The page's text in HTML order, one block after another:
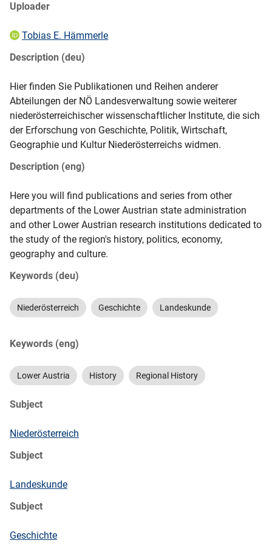
Uploader
Tobias E. Hämmerle
Description (deu)
Hier finden Sie Publikationen und Reihen anderer
Abteilungen der NÖ Landesverwaltung sowie weiterer
niederösterreichischer wissenschaftlicher Institute, die sich
der Erforschung von Geschichte, Politik, Wirtschaft,
Geographie und Kultur Niederösterreichs widmen.
Description (eng)
Here you will find publications and series from other
departments of the Lower Austrian state administration
and other Lower Austrian research institutions dedicated to
the study of the region's history, politics, economy,
geography and culture.
Keywords (deu)
Niederösterreich Geschichte Landeskunde
Keywords (eng)
Lower Austria History Regional History
Subject
Niederösterreich
Subject
Landeskunde
Subject
Geschichte